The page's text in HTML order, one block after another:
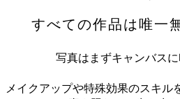
すべての作品は唯一
写真はまずキャンバスに
メイクアップや特殊効果のスキル